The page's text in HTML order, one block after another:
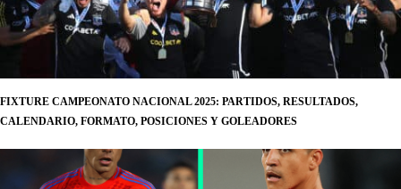
FIXTURE CAMPEONATO NACIONAL 2025: PARTIDOS, RESULTADOS,
CALENDARIO, FORMATO, POSICIONES Y GOLEADORES